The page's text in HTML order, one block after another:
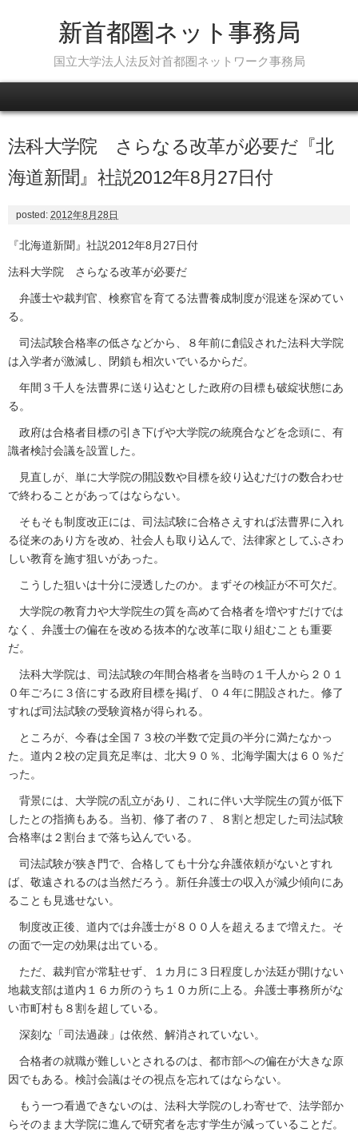
新首都圏ネット事務局
国立大学法人法反対首都圏ネットワーク事務局
法科大学院 さらなる改革が必要だ『北
海道新聞』社説2012年8月27日付
posted: 2012年8月28日
『北海道新聞』社説2012年8月27日付
法科大学院 さらなる改革が必要だ
弁護士や裁判官、検察官を育てる法曹養成制度が混迷を深めてい
る。
司法試験合格率の低さなどから、８年前に創設された法科大学院
は入学者が激減し、閉鎖も相次いでいるからだ。
年間３千人を法曹界に送り込むとした政府の目標も破綻状態にあ
る。
政府は合格者目標の引き下げや大学院の統廃合などを念頭に、有
識者検討会議を設置した。
見直しが、単に大学院の開設数や目標を絞り込むだけの数合わせ
で終わることがあってはならない。
そもそも制度改正には、司法試験に合格さえすれば法曹界に入れ
る従来のあり方を改め、社会人も取り込んで、法律家としてふさわ
しい教育を施す狙いがあった。
こうした狙いは十分に浸透したのか。まずその検証が不可欠だ。
大学院の教育力や大学院生の質を高めて合格者を増やすだけでは
なく、弁護士の偏在を改める抜本的な改革に取り組むことも重要
だ。
法科大学院は、司法試験の年間合格者を当時の１千人から２０１
０年ごろに３倍にする政府目標を掲げ、０４年に開設された。修了
すれば司法試験の受験資格が得られる。
ところが、今春は全国７３校の半数で定員の半分に満たなかっ
た。道内２校の定員充足率は、北大９０％、北海学園大は６０％だ
った。
背景には、大学院の乱立があり、これに伴い大学院生の質が低下
したとの指摘もある。当初、修了者の７、８割と想定した司法試験
合格率は２割台まで落ち込んでいる。
司法試験が狭き門で、合格しても十分な弁護依頼がないとすれ
ば、敬遠されるのは当然だろう。新任弁護士の収入が減少傾向にあ
ることも見逃せない。
制度改正後、道内では弁護士が８００人を超えるまで増えた。そ
の面で一定の効果は出ている。
ただ、裁判官が常駐せず、１カ月に３日程度しか法廷が開けない
地裁支部は道内１６カ所のうち１０カ所に上る。弁護士事務所がな
い市町村も８割を超している。
深刻な「司法過疎」は依然、解消されていない。
合格者の就職が難しいとされるのは、都市部への偏在が大きな原
因でもある。検討会議はその視点を忘れてはならない。
もう一つ看過できないのは、法科大学院のしわ寄せで、法学部か
らそのまま大学院に進んで研究者を志す学生が減っていることだ。